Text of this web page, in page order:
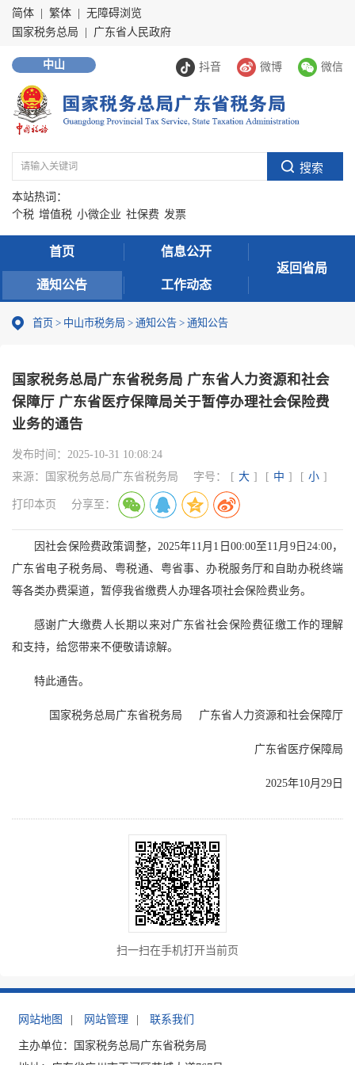
简体 繁体
无障碍浏览
国家税务总局
广东省人民政府
抖音 微博 微信
中山
本站热词：
个税 增值税 小微企业 社保费 发票
首页 信息公开
通知公告 工作动态
返回省局
首页 > 中山市税务局 > 通知公告 > 通知公告
国家税务总局广东省税务局 广东省人力资源和社会
保障厅 广东省医疗保障局关于暂停办理社会保险费
业务的通告
发布时间： 2025-10-31 10:08:24
来源：
国家税务总局广东省税务局 字号： [ 大 ] [ 中 ] [ 小 ]
打印本页 分享至：
因社会保险费政策调整，2025年11月1日00:00至11月9日24:00，
广东省电子税务局、粤税通、粤省事、办税服务厅和自助办税终端
等各类办费渠道，暂停我省缴费人办理各项社会保险费业务。
感谢广大缴费人长期以来对广东省社会保险费征缴工作的理解
和支持，给您带来不便敬请谅解。
特此通告。
国家税务总局广东省税务局 广东省人力资源和社会保障厅
广东省医疗保障局
2025年10月29日
扫一扫在手机打开当前页
网站地图 网站管理 联系我们
主办单位：国家税务总局广东省税务局